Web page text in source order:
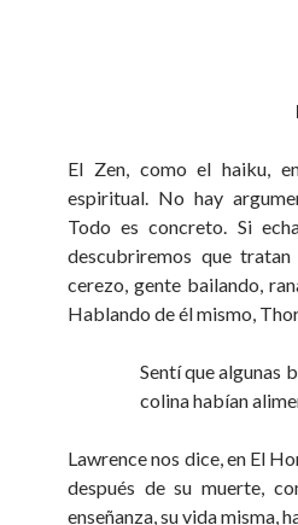
El Zen, como el haiku,
espiritual. No hay
Todo es concreto. Si
descubriremos que
cerezo, gente bailando,
Hablando de él mismo,
Sentí que algunas
colina habían
Lawrence nos dice, en El
después de su muerte,
enseñanza, su vida misma,